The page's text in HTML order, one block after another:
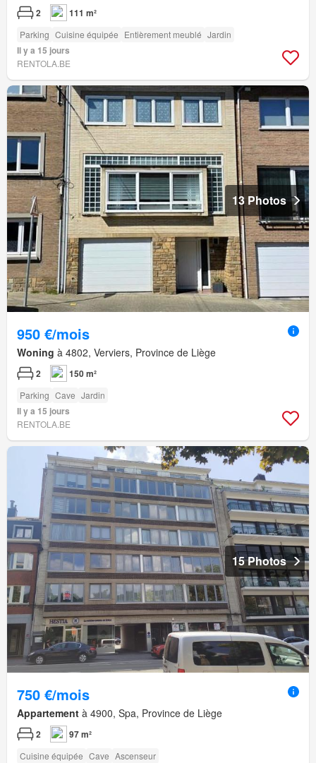
2 111 m²
Parking Cuisine équipée Entièrement meublé Jardin
Il y a 15 jours
RENTOLA.BE
13 Photos
950 €/mois
Woning à 4802, Verviers, Province de Liège
2 150 m²
Parking Cave Jardin
Il y a 15 jours
RENTOLA.BE
15 Photos
750 €/mois
Appartement à 4900, Spa, Province de Liège
2 97 m²
Cuisine équipée Cave Ascenseur